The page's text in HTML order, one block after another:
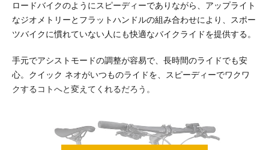
ロードバイクのようにスピーディーでありながら、アップライト
なジオメトリーとフラットハンドルの組み合わせにより、スポー
ツバイクに慣れていない人にも快適なバイクライドを提供する。
手元でアシストモードの調整が容易で、長時間のライドでも安
心。クイック ネオがいつものライドを、スピーディーでワクワ
クするコトへと変えてくれるだろう。